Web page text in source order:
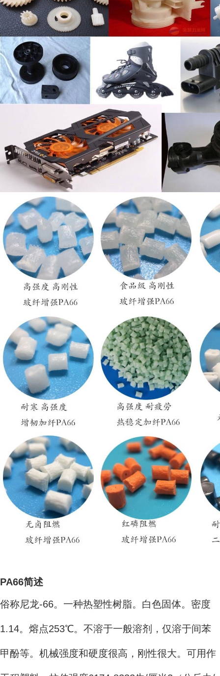
PA66简述
俗称尼龙-66。一种热塑性树脂。白色固体。密度
1.14。熔点253℃。不溶于一般溶剂，仅溶于间苯
甲酚等。机械强度和硬度很高，刚性很大。可用作